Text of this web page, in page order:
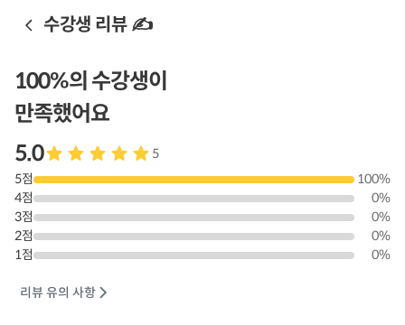
수강생 리뷰 ✍️
100%의 수강생이
만족했어요
5.0
5
5점 100%
4점 0%
3점 0%
2점 0%
1점 0%
리뷰 유의 사항